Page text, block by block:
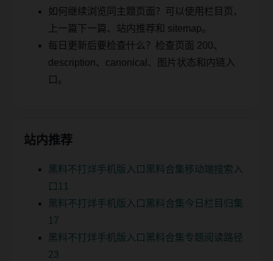
如何继续浏览同主题页面？可以使用栏目页、
上一篇下一篇、站内推荐和 sitemap。
每日更新后要检查什么？检查页面 200、
description、canonical、图片状态和内链入
口。
站内推荐
黑料不打烊手机版入口黑料合集移动端搜索入
口11
黑料不打烊手机版入口黑料合集今日栏目归集
17
黑料不打烊手机版入口黑料合集专题阅读路径
23